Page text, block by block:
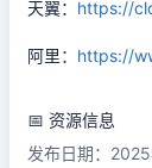
天翼： https://
阿里： https://
📅 资源信息
发布日期：